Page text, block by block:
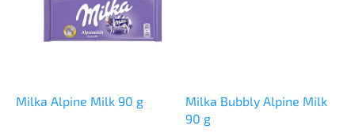
Milka Alpine Milk 90 g
Milka Bubbly Alpine Milk
90 g